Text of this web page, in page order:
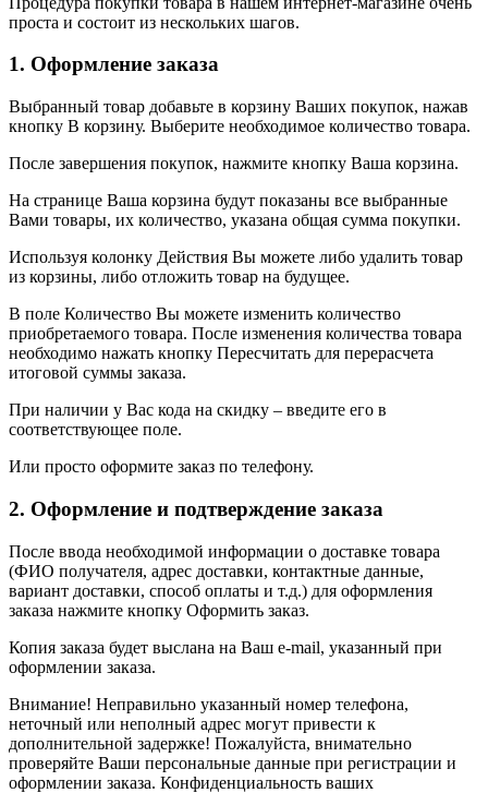
проста и состоит из нескольких шагов.
1. Оформление заказа
Выбранный товар добавьте в корзину Ваших покупок, нажав
кнопку В корзину. Выберите необходимое количество товара.
После завершения покупок, нажмите кнопку Ваша корзина.
На странице Ваша корзина будут показаны все выбранные
Вами товары, их количество, указана общая сумма покупки.
Используя колонку Действия Вы можете либо удалить товар
из корзины, либо отложить товар на будущее.
В поле Количество Вы можете изменить количество
приобретаемого товара. После изменения количества товара
необходимо нажать кнопку Пересчитать для перерасчета
итоговой суммы заказа.
При наличии у Вас кода на скидку – введите его в
соответствующее поле.
Или просто оформите заказ по телефону.
2. Оформление и подтверждение заказа
После ввода необходимой информации о доставке товара
(ФИО получателя, адрес доставки, контактные данные,
вариант доставки, способ оплаты и т.д.) для оформления
заказа нажмите кнопку Оформить заказ.
Копия заказа будет выслана на Ваш e-mail, указанный при
оформлении заказа.
Внимание! Неправильно указанный номер телефона,
неточный или неполный адрес могут привести к
дополнительной задержке! Пожалуйста, внимательно
проверяйте Ваши персональные данные при регистрации и
оформлении заказа. Конфиденциальность ваших